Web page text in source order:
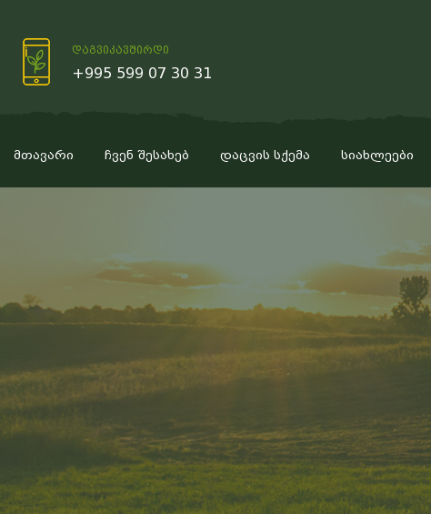
დაგვიკავშირდი
+995 599 07 30 31
მთავარი ჩვენ შესახებ დაცვის სქემა სიახლეები